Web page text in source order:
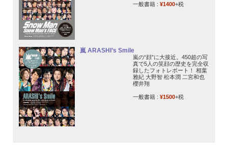
一般書籍 : ¥1400+税
嵐 ARASHI’s Smile
嵐の“顔”に大接近。450超の写
真で5人の笑顔の歴史を完全収
録したフォトレポート！ 相葉
雅紀 大野智 松本潤 二宮和也
櫻井翔
一般書籍 : ¥1500+税